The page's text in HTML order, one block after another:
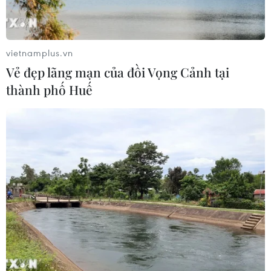
Grab bị phạt 1,36 tỷ đồng do vi phạm
quy định bảo vệ quyền lợi người tiêu
dùng
08/08/2026 04:15
Thương mại Việt Nam-Australia
hướng tới những động lực tăng
08/08/2026 03:29
Hà Nội kiên quyết xử lý vi phạm tại
hồ Đồng Đò
08/08/2026 03:29
vietnamplus.vn
Vẻ đẹp lãng mạn của đồi Vọng Cảnh tại
thành phố Huế